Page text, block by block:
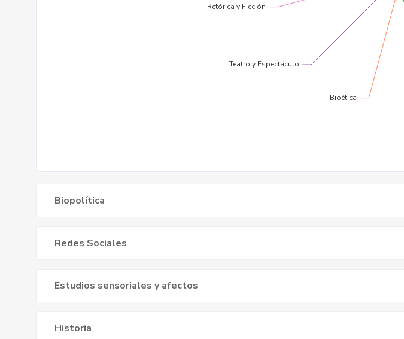
Biopolítica
Redes Sociales
Estudios sensoriales y afectos
Historia